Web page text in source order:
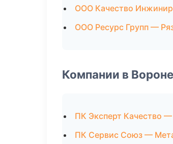
ООО Качество
ООО Ресурс Групп —
Компании в
ПК Эксперт Качество
ПК Сервис Союз —